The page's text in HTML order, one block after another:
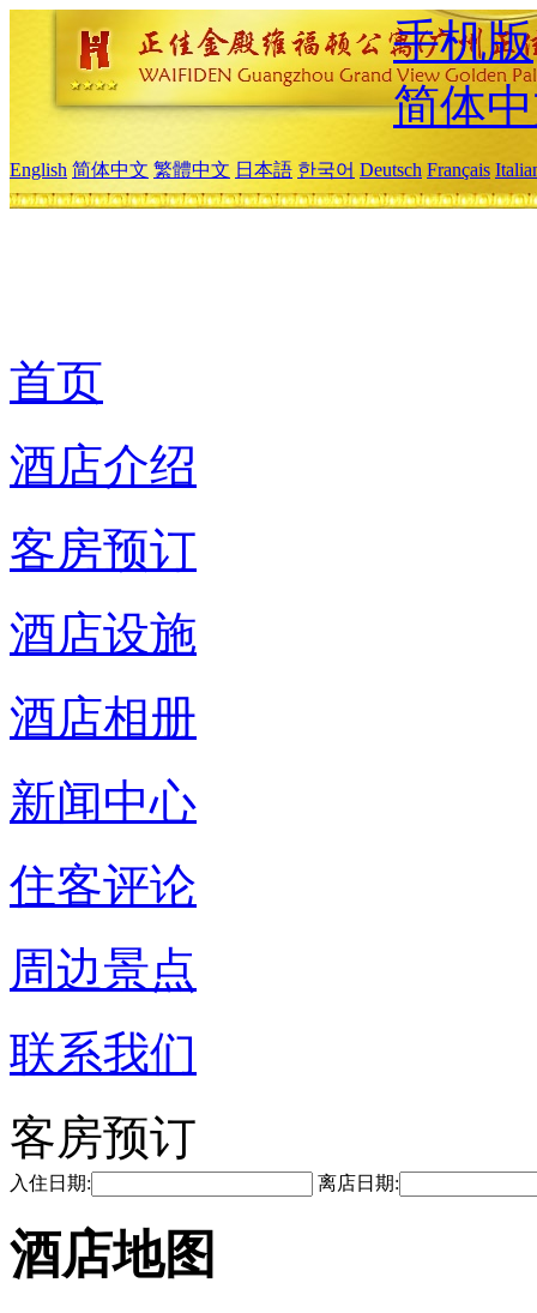
手机版
简体
English 简体中文 繁體中文 日本語 한국어 Deutsch Français
首页
酒店介绍
客房预订
酒店设施
酒店相册
新闻中心
住客评论
周边景点
联系我们
客房预订
入住日期: 离店日期:
酒店地图